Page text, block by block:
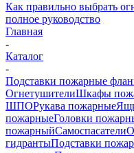
Как правильно выбрать
полное руководство
Главная
-
Каталог
-
Подставки пожарные
ОгнетушителиШкафы
ШПОРукава пожарные
пожарныеГоловки
пожарныйСамоспасатели
гидрантыПодставки